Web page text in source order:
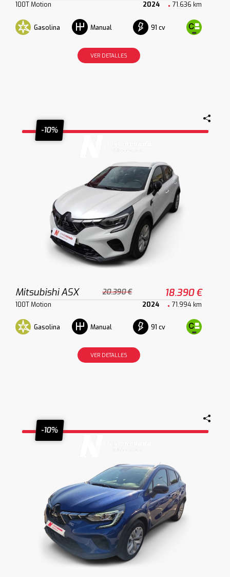
100T Motion 2024 71.636 km
Gasolina Manual 91 cv
VER DETALLES
-10%
Mitsubishi ASX 20.390 € 18.390 €
100T Motion 2024 71.994 km
Gasolina Manual 91 cv
VER DETALLES
-10%